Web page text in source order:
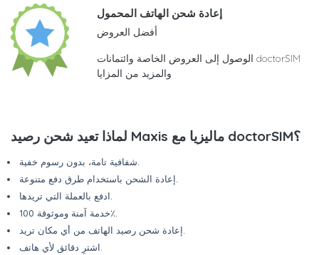
إعادة شحن الهاتف المحمول
أفضل العروض
الوصول إلى العروض الخاصة وائتمانات doctorSIM
والمزيد من المزايا
لماذا تعيد شحن رصيد Maxis ماليزيا مع doctorSIM؟
خدمة آمنة وموثوقة 100٪.